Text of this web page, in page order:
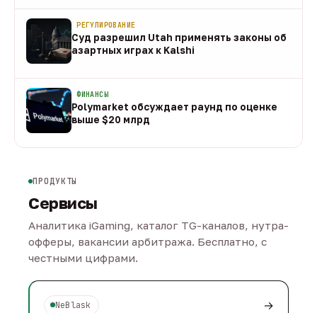
РЕГУЛИРОВАНИЕ
Суд разрешил Utah применять законы об
азартных играх к Kalshi
ФИНАНСЫ
Polymarket обсуждает раунд по оценке
выше $20 млрд
ПРОДУКТЫ
Сервисы
Аналитика iGaming, каталог TG-каналов, нутра-
офферы, вакансии арбитража. Бесплатно, с
честными цифрами.
NeBlask →